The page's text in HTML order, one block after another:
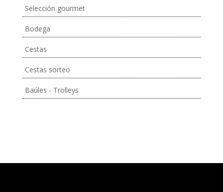
Selección gourmet
Bodega
Cestas
Cestas sorteo
Baúles - Trolleys